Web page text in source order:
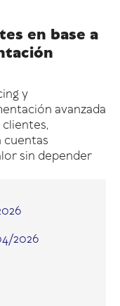
en base a
y
avanzada
clientes,
sin depender
2026